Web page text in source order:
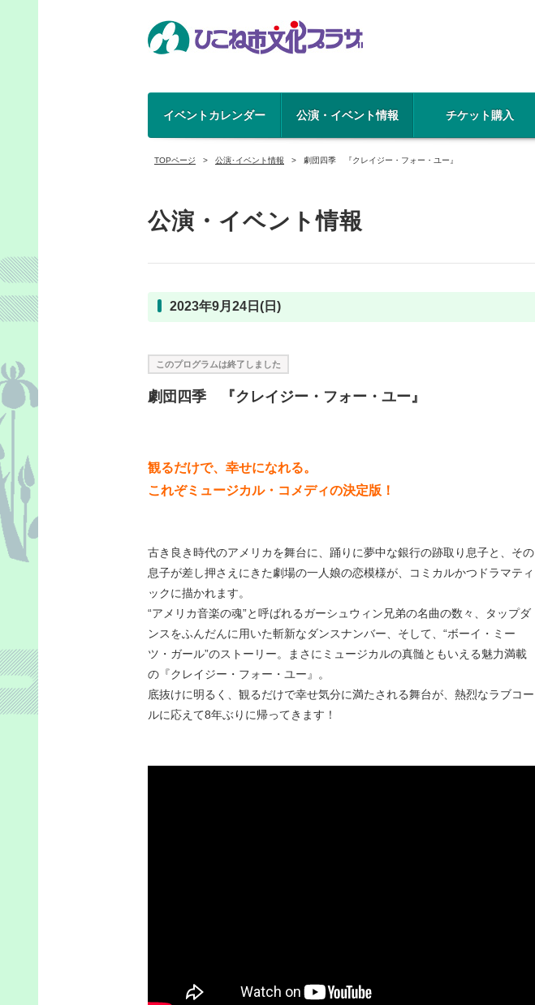
イベントカレンダー 公演・イベント情報 チケット購入
TOPページ 公演･イベント情報 劇団四季 『クレイジー・フォー・ユー』
公演・イベント情報
2023年9月24日(日)
このプログラムは終了しました
劇団四季 『クレイジー・フォー・ユー』
観るだけで、幸せになれる。
これぞミュージカル・コメディの決定版！
古き良き時代のアメリカを舞台に、踊りに夢中な銀行の跡取り息子と、その
息子が差し押さえにきた劇場の一人娘の恋模様が、コミカルかつドラマティ
ックに描かれます。
“アメリカ音楽の魂”と呼ばれるガーシュウィン兄弟の名曲の数々、タップダ
ンスをふんだんに用いた斬新なダンスナンバー、そして、“ボーイ・ミー
ツ・ガール”のストーリー。まさにミュージカルの真髄ともいえる魅力満載
の『クレイジー・フォー・ユー』。
底抜けに明るく、観るだけで幸せ気分に満たされる舞台が、熱烈なラブコー
ルに応えて8年ぶりに帰ってきます！